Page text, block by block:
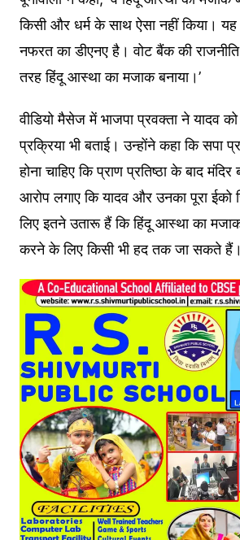
किसी और धर्म के साथ ऐसा नहीं किया। यह
नफरत का डीएनए है। वोट बैंक की
तरह हिंदू आस्था का मजाक बनाया।’
वीडियो मैसेज में भाजपा प्रवक्ता ने यादव को
प्रक्रिया भी बताई। उन्होंने कहा कि सपा
होना चाहिए कि प्राण प्रतिष्ठा के बाद
आरोप लगाए कि यादव और उनका पूरा
लिए इतने उतारू हैं कि हिंदू आस्था का
करने के लिए किसी भी हद तक जा सकते